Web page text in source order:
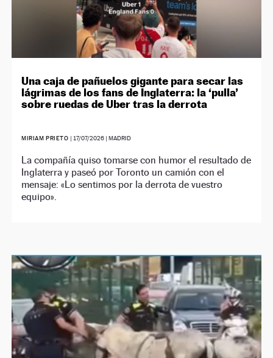
Una caja de pañuelos gigante para secar las
lágrimas de los fans de Inglaterra: la ‘pulla’
sobre ruedas de Uber tras la derrota
MIRIAM PRIETO | 17/07/2026| MADRID
La compañía quiso tomarse con humor el resultado de
Inglaterra y paseó por Toronto un camión con el
mensaje: «Lo sentimos por la derrota de vuestro
equipo».